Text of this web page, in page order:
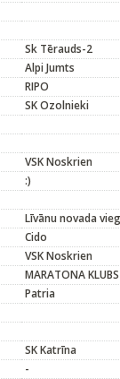
Sk Tērauds-2
Alpi Jumts
RIPO
SK Ozolnieki
VSK Noskrien
:)
Līvānu novada
Cido
VSK Noskrien
MARATONA KLUBS
Patria
SK Katrīna
-